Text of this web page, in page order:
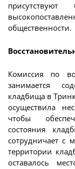
общественности.
Комиссия по
занимается
кладбища в
осуществила
чтобы
состояния
сотрудничает с
территории
оставалось